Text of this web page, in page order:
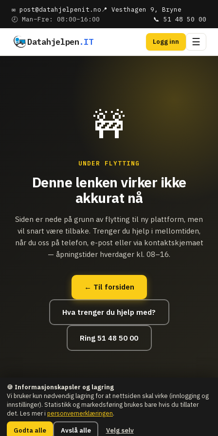
✉ post@datahjelpenit.no 📍 Vesthagen 9, Bryne
🕗 Man–Fre: 08:00–16:00
📞 51 48 50 00
Datahjelpen.IT Logg inn ☰
🚧
UNDER FLYTTING
Denne lenken virker ikke
akkurat nå
Siden er nede på grunn av flytting til ny plattform, men
vil snart være tilbake. Trenger du hjelp i mellomtiden,
når du oss på telefon, e-post eller via kontaktskjemaet
— åpningstider hverdager kl. 08–16.
← Til forsiden
Hva trenger du hjelp med?
Ring 51 48 50 00
© Datahjelpen.IT as · Org nr.: 916 507 011
Man–Fre 08:00–16:00 ·Vesthagen 9, Bryne
🍪 Informasjonskapsler og lagring
Vi bruker kun nødvendig lagring for at nettsiden skal virke (innlogging og
innstillinger). Statistikk og markedsføring brukes bare hvis du tillater
det. Les mer i personvernerklæringen.
Godta alle Avslå alle Velg selv